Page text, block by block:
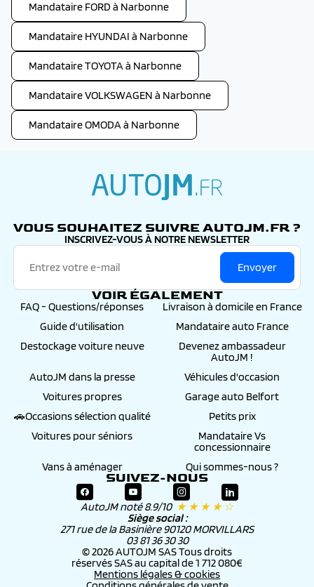
Mandataire FORD à Narbonne
Mandataire HYUNDAI à Narbonne
Mandataire TOYOTA à Narbonne
Mandataire VOLKSWAGEN à Narbonne
Mandataire OMODA à Narbonne
VOUS SOUHAITEZ SUIVRE AUTOJM.FR ?
INSCRIVEZ-VOUS À NOTRE NEWSLETTER
Envoyer
VOIR ÉGALEMENT
FAQ - Questions/réponses
Livraison à domicile en France
Guide d'utilisation
Mandataire auto France
Destockage voiture neuve
Devenez ambassadeur
AutoJM !
AutoJM dans la presse
Véhicules d'occasion
Voitures propres
Garage auto Belfort
🚗Occasions sélection qualité
Petits prix
Voitures pour séniors
Mandataire Vs
concessionnaire
Vans à aménager
Qui sommes-nous ?
SUIVEZ-NOUS
AutoJM noté 8.9/10 ★ ★ ★ ★ ☆
Siège social :
271 rue de la Basinière 90120 MORVILLARS
03 81 36 30 30
© 2026 AUTOJM SAS Tous droits
réservés SAS au capital de 1 712 080€
Mentions légales & cookies